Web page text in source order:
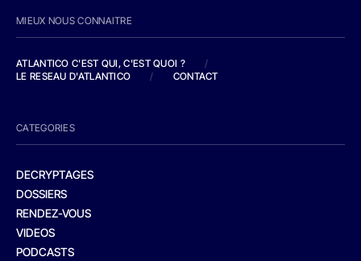
MIEUX NOUS CONNAITRE
ATLANTICO C'EST QUI, C'EST QUOI ?
/
LE RESEAU D'ATLANTICO
/ CONTACT
CATEGORIES
DECRYPTAGES
DOSSIERS
RENDEZ-VOUS
VIDEOS
PODCASTS